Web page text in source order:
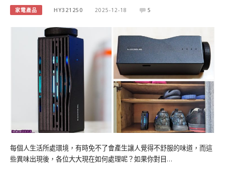
家電產品 HY321250 2025-12-18 5
每個人生活所處環境，有時免不了會產生讓人覺得不舒服的味道，而這
些異味出現後，各位大大現在如何處理呢？如果你對目…